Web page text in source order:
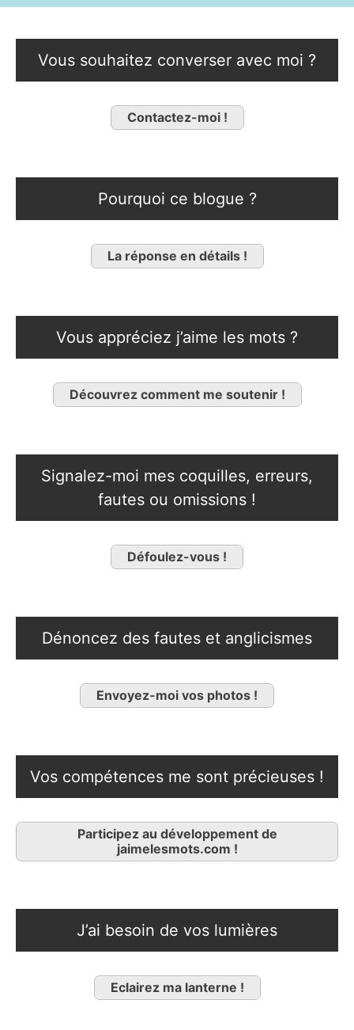
Vous souhaitez converser avec moi ?
Contactez-moi !
Pourquoi ce blogue ?
La réponse en détails !
Vous appréciez j’aime les mots ?
Découvrez comment me soutenir !
Signalez-moi mes coquilles, erreurs,
fautes ou omissions !
Défoulez-vous !
Dénoncez des fautes et anglicismes
Envoyez-moi vos photos !
Vos compétences me sont précieuses !
Participez au développement de
jaimelesmots.com !
J’ai besoin de vos lumières
Eclairez ma lanterne !